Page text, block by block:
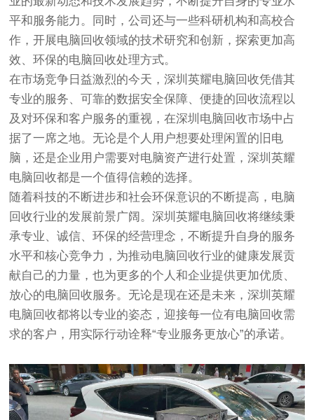
平和服务能力。同时，公司还与一些科研机构和高校合
作，开展电脑回收领域的技术研究和创新，探索更加高
效、环保的电脑回收处理方式。
在市场竞争日益激烈的今天，深圳英耀电脑回收凭借其
专业的服务、可靠的数据安全保障、便捷的回收流程以
及对环保和客户服务的重视，在深圳电脑回收市场中占
据了一席之地。无论是个人用户想要处理闲置的旧电
脑，还是企业用户需要对电脑资产进行处置，深圳英耀
电脑回收都是一个值得信赖的选择。
随着科技的不断进步和社会环保意识的不断提高，电脑
回收行业的发展前景广阔。深圳英耀电脑回收将继续秉
承专业、诚信、环保的经营理念，不断提升自身的服务
水平和核心竞争力，为推动电脑回收行业的健康发展贡
献自己的力量，也为更多的个人和企业提供更加优质、
放心的电脑回收服务。无论是现在还是未来，深圳英耀
电脑回收都将以专业的姿态，迎接每一位有电脑回收需
求的客户，用实际行动诠释“专业服务更放心”的承诺。